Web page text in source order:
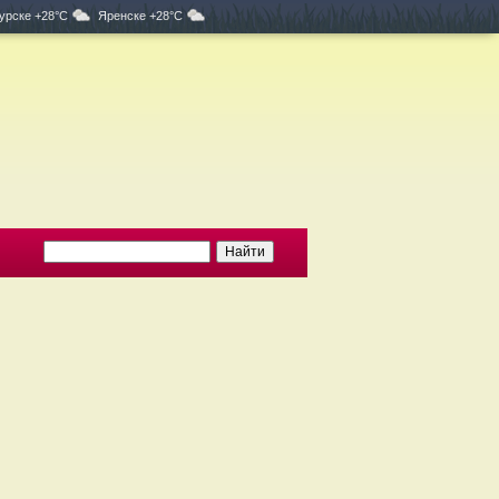
+28°C Яренске +28°C